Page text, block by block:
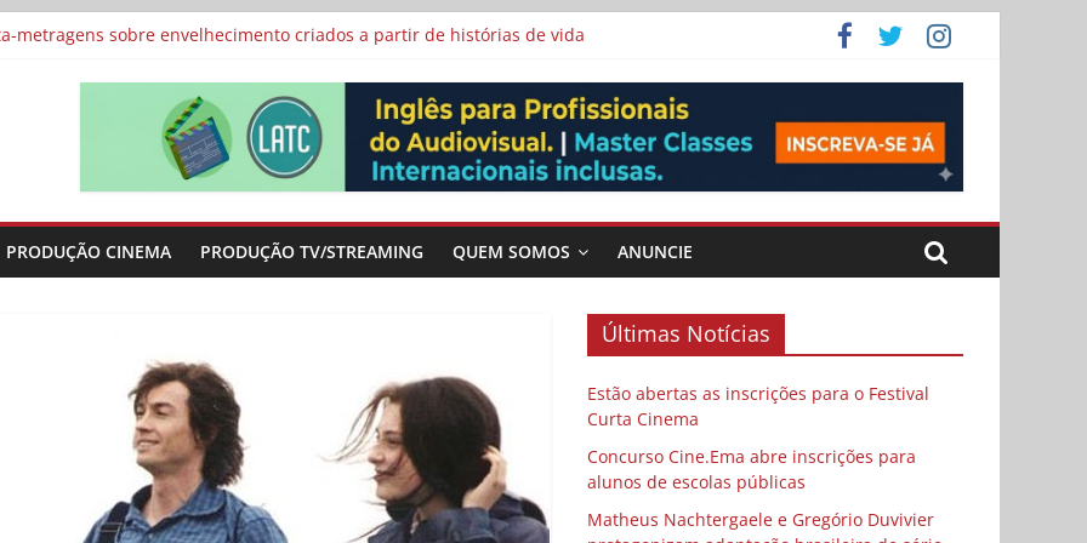
e divide prêmio principal entre “Manas” e “O Agente Secreto”
metragens sobre envelhecimento criados a partir de histórias de vida
de escolas públicas
adaptação brasileira de série argentina para o cinema
PRODUÇÃO CINEMA PRODUÇÃO TV/STREAMING QUEM SOMOS ANUNCIE
Últimas Notícias
Estão abertas as inscrições para o Festival
Curta Cinema
Concurso Cine.Ema abre inscrições para
alunos de escolas públicas
Matheus Nachtergaele e Gregório Duvivier